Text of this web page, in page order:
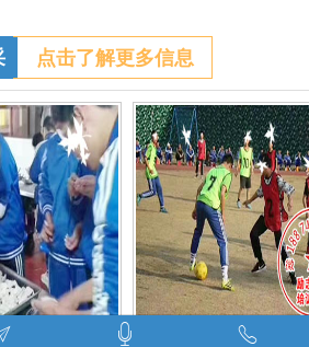
点击了解更多信息